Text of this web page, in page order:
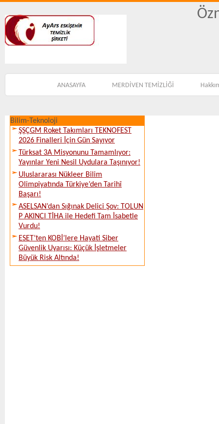
ANASAYFA MERDİVEN TEMİZLİĞİ
Bilim-Teknoloji
ŞŞÇGM Roket Takımları TEKNOFEST
2026 Finalleri İçin Gün Sayıyor
Türksat 3A Misyonunu Tamamlıyor:
Yayınlar Yeni Nesil Uydulara Taşınıyor!
Uluslararası Nükleer Bilim
Olimpiyatında Türkiye’den Tarihî
Başarı!
ASELSAN’dan Sığınak Delici Şov: TOLUN
P AKINCI TİHA ile Hedefi Tam İsabetle
Vurdu!
ESET’ten KOBİ’lere Hayati Siber
Güvenlik Uyarısı: Küçük İşletmeler
Büyük Risk Altında!